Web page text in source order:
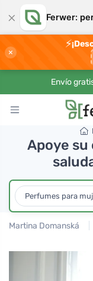
× Ferwer:
×
⚡
Envío
Apoye
Perfumes para
Martina Domanská